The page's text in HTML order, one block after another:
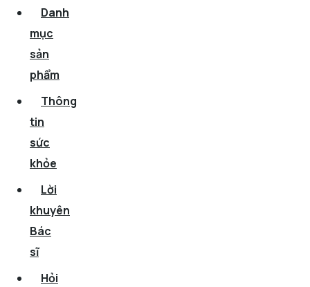
Danh
mục
sản
phẩm
Thông
tin
sức
khỏe
Lời
khuyên
Bác
sĩ
Hỏi